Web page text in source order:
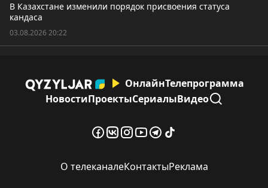
В Казахстане изменили порядок присвоения статуса
кандаса
03.08.2026 20:22
ОнлайнТелепрограмма
НовостиПроектыСериалыВидео
О телеканалеКонтактыРеклама